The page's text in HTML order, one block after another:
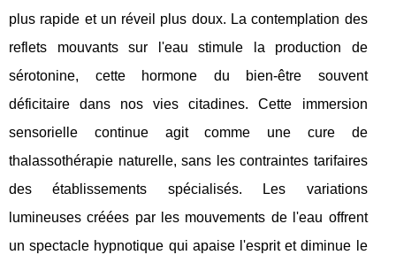
plus rapide et un réveil plus doux. La contemplation des
reflets mouvants sur l'eau stimule la production de
sérotonine, cette hormone du bien-être souvent
déficitaire dans nos vies citadines. Cette immersion
sensorielle continue agit comme une cure de
thalassothérapie naturelle, sans les contraintes tarifaires
des établissements spécialisés. Les variations
lumineuses créées par les mouvements de l'eau offrent
un spectacle hypnotique qui apaise l'esprit et diminue le